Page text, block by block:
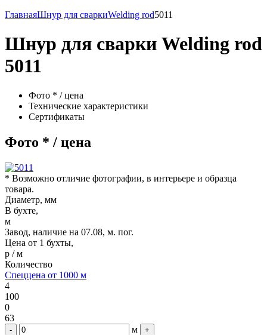
ГлавнаяШнур для сваркиWelding rod5011
Шнур для сварки Welding rod
5011
Фото * / цена
Технические характеристики
Сертификаты
Фото * / цена
* Возможно отличие фотографии, в интерьере и образца
товара.
Диаметр, мм
В бухте,
м
Завод, наличие на 07.08, м. пог.
Цена от 1 бухты,
р / м
Количество
Спеццена от 1000 м
4
100
0
63
- м +